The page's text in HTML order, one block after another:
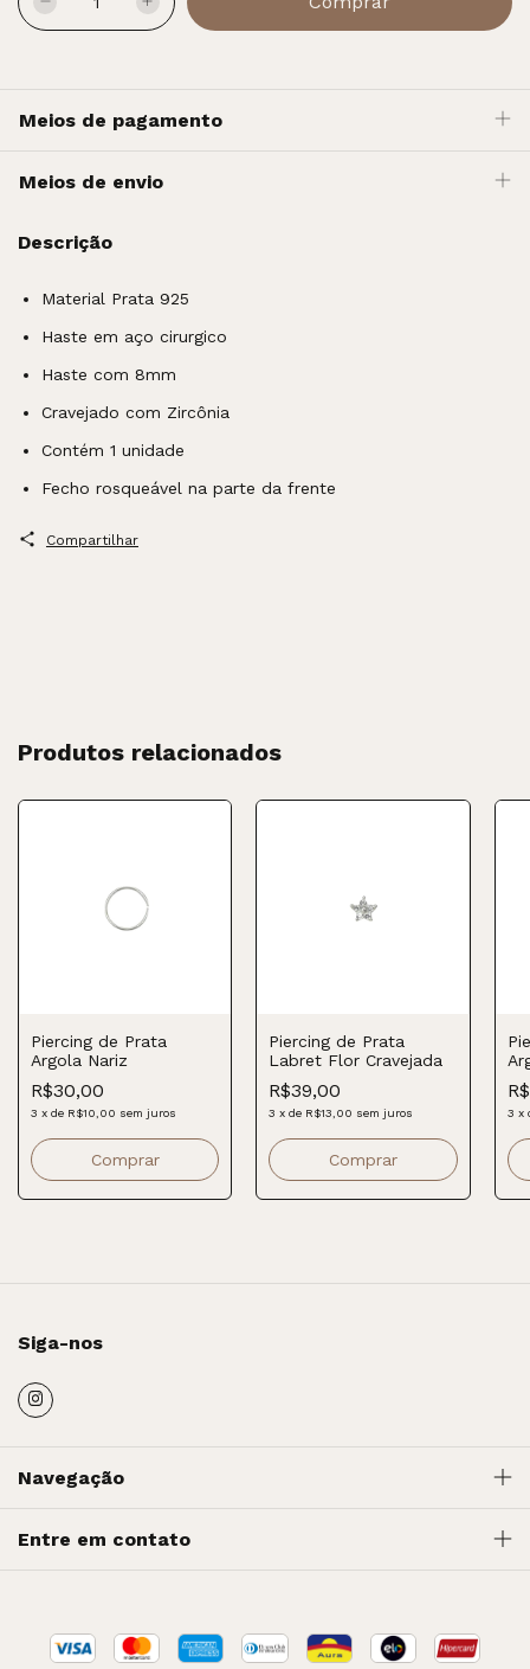
Meios de pagamento
Meios de envio
Descrição
Material Prata 925
Haste em aço cirurgico
Haste com 8mm
Cravejado com Zircônia
Contém 1 unidade
Fecho rosqueável na parte da frente
Compartilhar
Produtos relacionados
Piercing de Prata
Argola Nariz
R$30,00
3 x de R$10,00 sem juros
Piercing de Prata
Labret Flor Cravejada
R$39,00
3 xde R$13,00 sem juros 3 x
Siga-nos
Navegação
Entre em contato